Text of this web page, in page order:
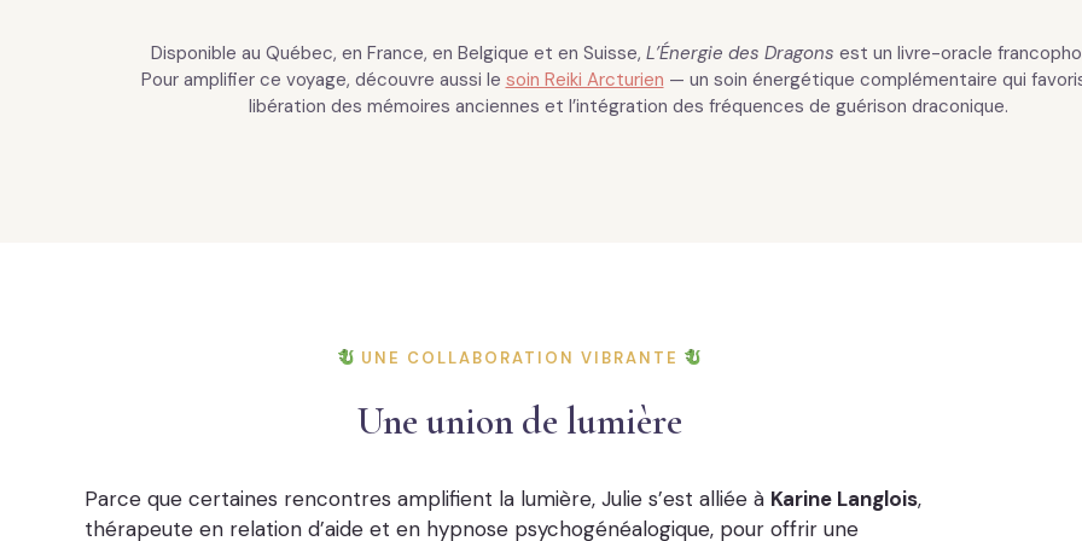
Disponible au Québec, en France, en Belgique et en Suisse, L’Énergie des Dragons est un livre-oracle
Pour amplifier ce voyage, découvre aussi le soin Reiki Arcturien — un soin énergétique complémentaire qui
libération des mémoires anciennes et l’intégration des fréquences de guérison draconique.
UNE COLLABORATION VIBRANTE
Une union de lumière
Parce que certaines rencontres amplifient la lumière, Julie s’est alliée à Karine Langlois,
thérapeute en relation d’aide et en hypnose psychogénéalogique, pour offrir une